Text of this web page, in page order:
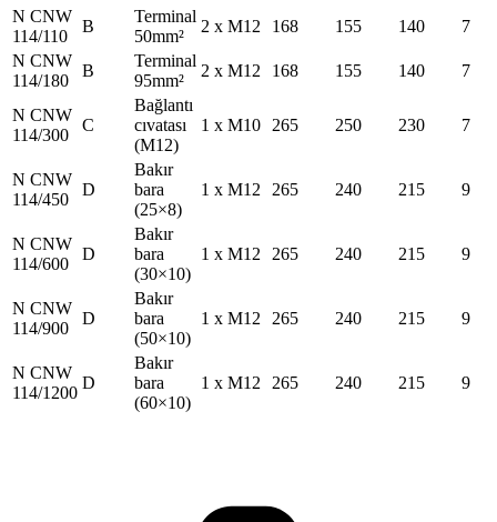
N CNW
114/110
B
Terminal
50mm²
2 x M12 168 155 140
7
N CNW
114/180
B
Terminal
95mm²
2 x M12 168 155 140 7
N CNW
114/300
C
Bağlantı
cıvatası
(M12)
1 x M10 265 250 230 7
N CNW
114/450
D
Bakır
bara
(25×8)
1 x M12 265 240 215 9
N CNW
114/600
D
Bakır
bara
(30×10)
1 x M12 265 240 215 9
N CNW
114/900
D
Bakır
bara
(50×10)
1 x M12 265 240 215 9
N CNW
114/1200
D
Bakır
bara
(60×10)
1 x M12 265 240 215 9